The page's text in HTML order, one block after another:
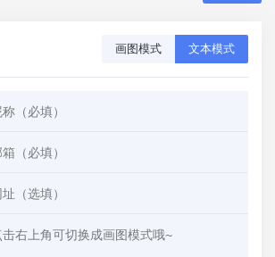
画图模式 文本模式